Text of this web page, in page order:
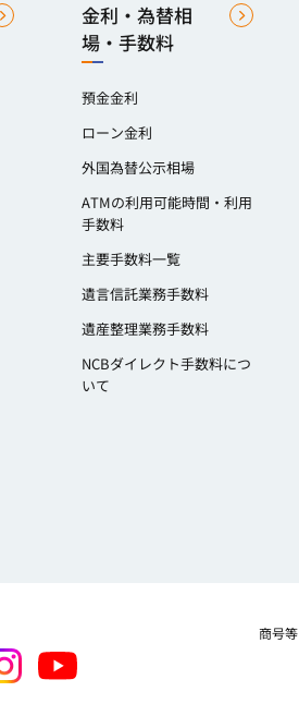
金利・為替相
場・手数料
預金金利
ローン金利
外国為替公示相場
ATMの利用可能時間・利用
手数料
主要手数料一覧
遺言信託業務手数料
遺産整理業務手数料
NCBダイレクト手数料につ
いて
商号等